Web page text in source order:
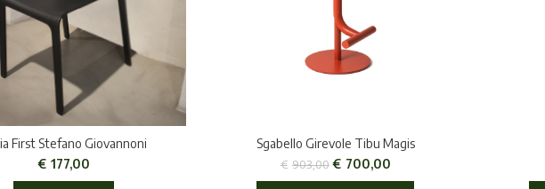
First Stefano Giovannoni
€ 177,00
Sgabello Girevole Tibu Magis
€ 903,00 € 700,00